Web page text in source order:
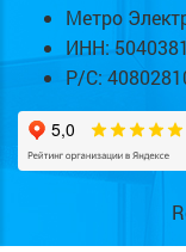
Метро
ИНН:
Р/С: